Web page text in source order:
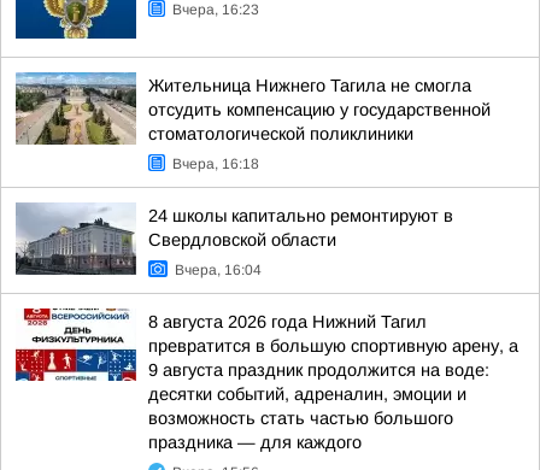
Вчера, 16:23
Жительница Нижнего Тагила не смогла
отсудить компенсацию у государственной
стоматологической поликлиники
Вчера, 16:18
24 школы капитально ремонтируют в
Свердловской области
Вчера, 16:04
8 августа 2026 года Нижний Тагил
превратится в большую спортивную арену, а
9 августа праздник продолжится на воде:
десятки событий, адреналин, эмоции и
возможность стать частью большого
праздника — для каждого